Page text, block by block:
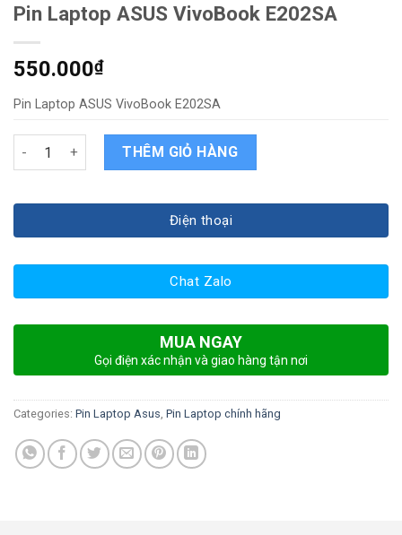
Pin Laptop ASUS VivoBook E202SA
550.000₫
Pin Laptop ASUS VivoBook E202SA
Pin Laptop ASUS VivoBook E202SA quantity
THÊM GIỎ HÀNG
Điện thoại
Chat Zalo
MUA NGAY
Gọi điện xác nhận và giao hàng tận nơi
Categories: Pin Laptop Asus, Pin Laptop chính hãng